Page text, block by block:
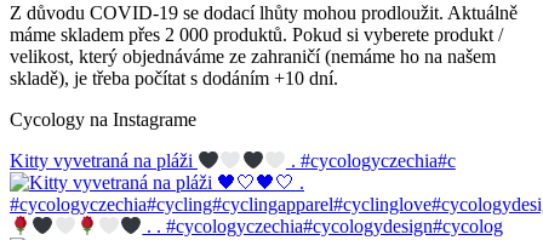
Z důvodu COVID-19 se dodací lhůty mohou prodloužit. Aktuálně
máme skladem přes 2 000 produktů. Pokud si vyberete produkt /
velikost, který objednáváme ze zahraničí (nemáme ho na našem
skladě), je třeba počítat s dodáním +10 dní.
Cycology na Instagrame
Kitty vyvetraná na pláži . #cycologyczechia#c
. . #cycologyczechia#cycologydesign#cycolog